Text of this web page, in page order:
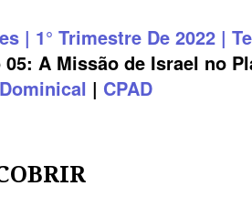
| 1° Trimestre De 2022 |
05: A Missão de Israel no
| CPAD